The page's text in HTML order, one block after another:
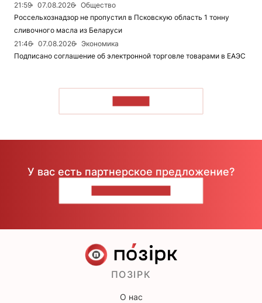
21:59
07.08.2026
Общество
Россельхознадзор не пропустил в Псковскую область 1 тонну
сливочного масла из Беларуси
21:46
07.08.2026
Экономика
Подписано соглашение об электронной торговле товарами в ЕАЭС
У вас есть партнерское предложение?
ПОЗІРК
О нас